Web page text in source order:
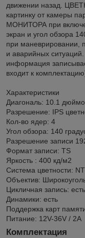
движении назад.
картинку от камеры
МОНИТОРА при
экран и угол обзора
при маневрировании,
и аварийных
информация
входит к
Характеристики
Диагональ: 10.1
Разрешение: IPS
Кол-во ядер: 4
Угол обзора: 140
Разрешение записи
Формат записи: TS
Яркость : 400 кд/м2
Система цветности:
Объектив:
Цикличная запись: есть
Динамики: есть
Поддержка карт
Питание: 12V-36V / 2A
Комплектация